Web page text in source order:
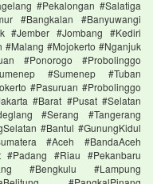
#Pekalongan #Salatiga
#Bangkalan #Banyuwangi
#Jember #Jombang #Kediri
#Mojokerto #Nganjuk
#Ponorogo #Probolinggo
#Sumenep #Tuban
#Pasuruan #Probolinggo
#Barat #Pusat #Selatan
#Serang #Tangerang
#Bantul #GunungKidul
#Aceh #BandaAceh
#Padang #Riau #Pekanbaru
#Bengkulu #Lampung